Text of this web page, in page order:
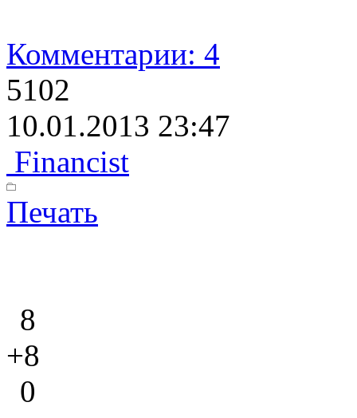
Комментарии: 4
5102
10.01.2013 23:47
Financist
Печать
8
+8
0